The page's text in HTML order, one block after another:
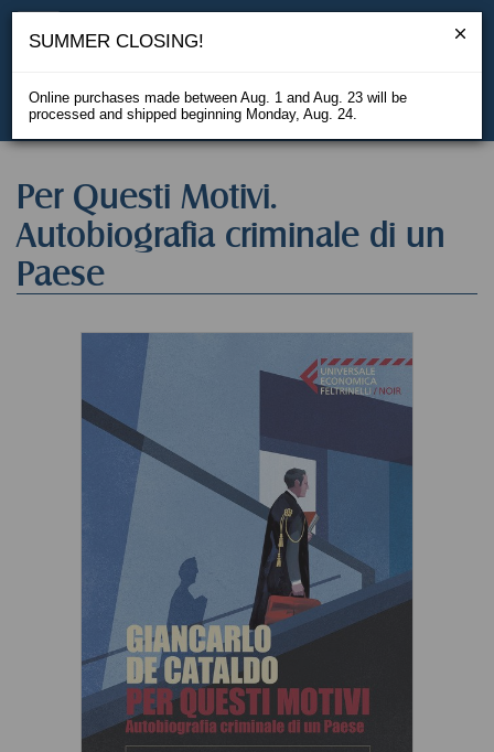
Per Questi Motivi.
Autobiografia criminale di un
Paese
SUMMER CLOSING!
Online purchases made between Aug. 1 and Aug. 23 will be
processed and shipped beginning Monday, Aug. 24.